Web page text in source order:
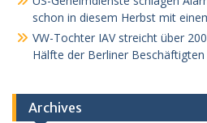
schon in diesem Herbst mit
VW-Tochter IAV streicht über
Hälfte der Berliner
Archives